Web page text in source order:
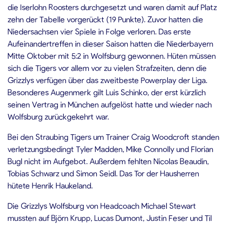
die Iserlohn Roosters durchgesetzt und waren damit auf Platz
zehn der Tabelle vorgerückt (19 Punkte). Zuvor hatten die
Niedersachsen vier Spiele in Folge verloren. Das erste
Aufeinandertreffen in dieser Saison hatten die Niederbayern
Mitte Oktober mit 5:2 in Wolfsburg gewonnen. Hüten müssen
sich die Tigers vor allem vor zu vielen Strafzeiten, denn die
Grizzlys verfügen über das zweitbeste Powerplay der Liga.
Besonderes Augenmerk gilt Luis Schinko, der erst kürzlich
seinen Vertrag in München aufgelöst hatte und wieder nach
Wolfsburg zurückgekehrt war.
Bei den Straubing Tigers um Trainer Craig Woodcroft standen
verletzungsbedingt Tyler Madden, Mike Connolly und Florian
Bugl nicht im Aufgebot. Außerdem fehlten Nicolas Beaudin,
Tobias Schwarz und Simon Seidl. Das Tor der Hausherren
hütete Henrik Haukeland.
Die Grizzlys Wolfsburg von Headcoach Michael Stewart
mussten auf Björn Krupp, Lucas Dumont, Justin Feser und Til